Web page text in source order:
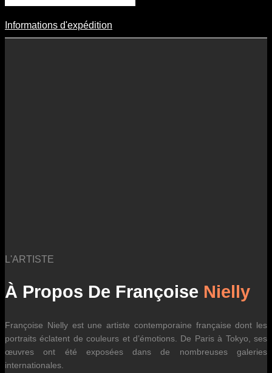
Informations D'expédition
Informations d'expédition
L'ARTISTE
À Propos De Françoise Nielly
Françoise Nielly est une artiste contemporaine française dont les
portraits éclatent de couleurs et d’émotions. De Paris à Tokyo, ses
œuvres ont été exposées dans de nombreuses galeries
internationales.